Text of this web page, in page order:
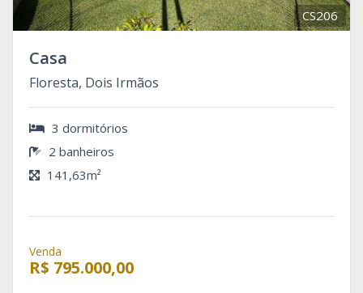
CS206
Casa
Floresta, Dois Irmãos
3 dormitórios
2 banheiros
141,63m²
Venda
R$ 795.000,00